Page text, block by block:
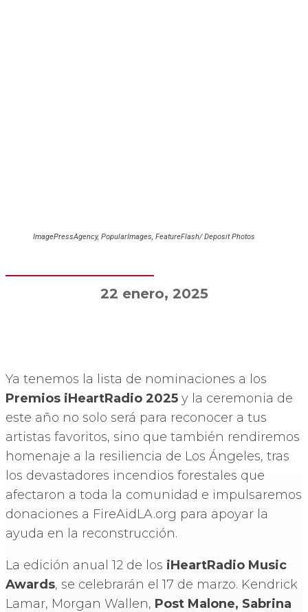
ImagePressAgency, PopularImages, FeatureFlash/ Deposit Photos
22 enero, 2025
Ya tenemos la lista de nominaciones a los
Premios iHeartRadio 2025 y la ceremonia de
este año no solo será para reconocer a tus
artistas favoritos, sino que también rendiremos
homenaje a la resiliencia de Los Ángeles, tras
los devastadores incendios forestales que
afectaron a toda la comunidad e impulsaremos
donaciones a FireAidLA.org para apoyar la
ayuda en la reconstrucción.
La edición anual 12 de los iHeartRadio Music
Awards, se celebrarán el 17 de marzo. Kendrick
Lamar, Morgan Wallen, Post Malone, Sabrina